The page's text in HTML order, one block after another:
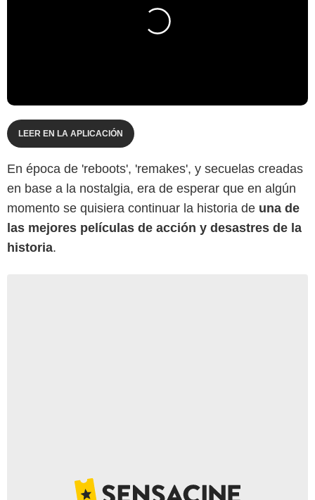
LEER EN LA APLICACIÓN
En época de 'reboots', 'remakes', y secuelas creadas
en base a la nostalgia, era de esperar que en algún
momento se quisiera continuar la historia de una de
las mejores películas de acción y desastres de la
historia.